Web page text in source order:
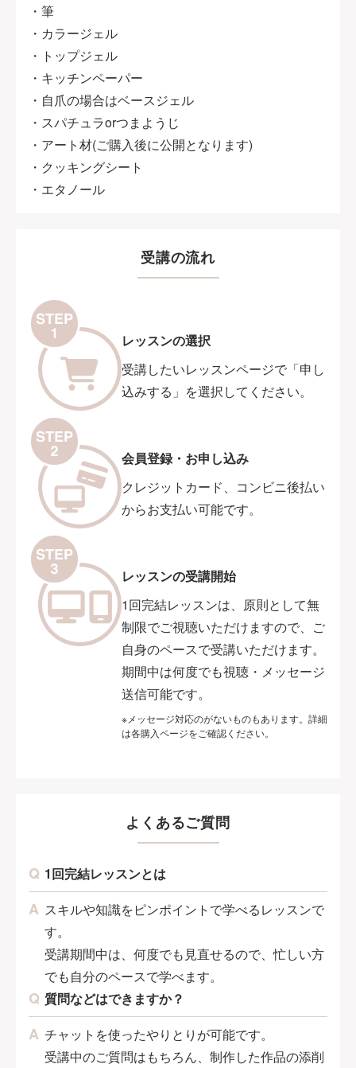
・筆
・カラージェル
・トップジェル
・キッチンペーパー
・自爪の場合はベースジェル
・スパチュラorつまようじ
・アート材(ご購入後に公開となります)
・クッキングシート
・エタノール
受講の流れ
レッスンの選択
受講したいレッスンページで「申し
込みする」を選択してください。
会員登録・お申し込み
クレジットカード、コンビニ後払い
からお支払い可能です。
レッスンの受講開始
1回完結レッスンは、原則として無
制限でご視聴いただけますので、ご
自身のペースで受講いただけます。
期間中は何度でも視聴・メッセージ
送信可能です。
※メッセージ対応のがないものもあります。詳細
は各購入ページをご確認ください。
よくあるご質問
1回完結レッスンとは
スキルや知識をピンポイントで学べるレッスンで
す。
受講期間中は、何度でも見直せるので、忙しい方
でも自分のペースで学べます。
質問などはできますか？
チャットを使ったやりとりが可能です。
受講中のご質問はもちろん、制作した作品の添削